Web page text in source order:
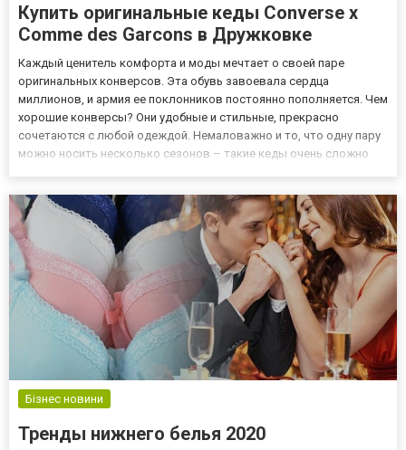
Купить оригинальные кеды Converse x
Comme des Garcons в Дружковке
Каждый ценитель комфорта и моды мечтает о своей паре
оригинальных конверсов. Эта обувь завоевала сердца
миллионов, и армия ее поклонников постоянно пополняется. Чем
хорошие конверсы? Они удобные и стильные, прекрасно
сочетаются с любой одеждой. Немаловажно и то, что одну пару
можно носить несколько сезонов – такие кеды очень сложно
Одними из сам...
Бізнес новини
Тренды нижнего белья 2020